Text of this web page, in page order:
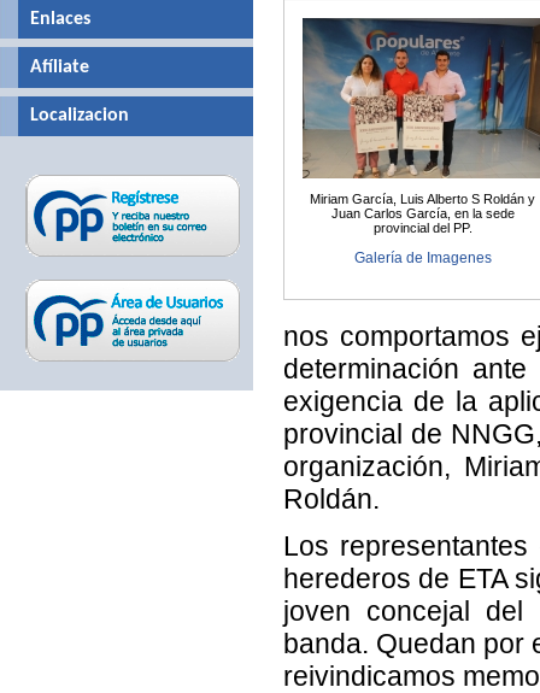
Miriam García, Luis Alberto S Roldán y
Juan Carlos García, en la sede
provincial del PP.
Galería de Imagenes
nos comportamos
determinación
exigencia de la
provincial de
organización,
Roldán.
Los
herederos de ETA
joven concejal
banda. Quedan por
reivindicamos
Enlaces
Afíliate
Localizacion